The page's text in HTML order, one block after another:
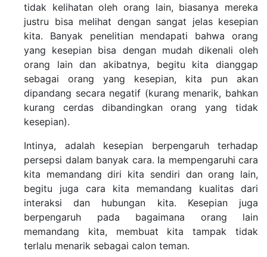
tidak kelihatan oleh orang lain, biasanya mereka
justru bisa melihat dengan sangat jelas kesepian
kita. Banyak penelitian mendapati bahwa orang
yang kesepian bisa dengan mudah dikenali oleh
orang lain dan akibatnya, begitu kita dianggap
sebagai orang yang kesepian, kita pun akan
dipandang secara negatif (kurang menarik, bahkan
kurang cerdas dibandingkan orang yang tidak
kesepian).
Intinya, adalah kesepian berpengaruh terhadap
persepsi dalam banyak cara. Ia mempengaruhi cara
kita memandang diri kita sendiri dan orang lain,
begitu juga cara kita memandang kualitas dari
interaksi dan hubungan kita. Kesepian juga
berpengaruh pada bagaimana orang lain
memandang kita, membuat kita tampak tidak
terlalu menarik sebagai calon teman.